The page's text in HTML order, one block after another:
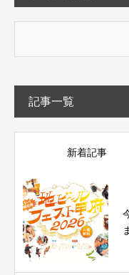
記事一覧
新着記事